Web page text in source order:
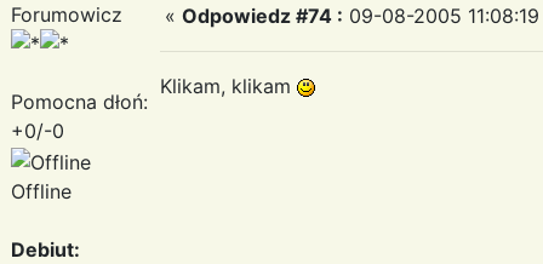
Forumowicz
Pomocna dłoń:
+0/-0
Offline
Debiut:
« Odpowiedz #74 : 09-08-2005
Klikam, klikam